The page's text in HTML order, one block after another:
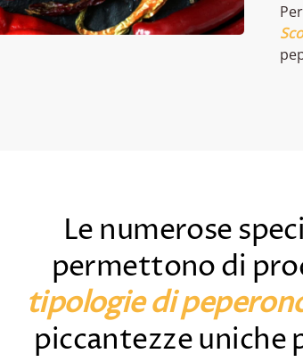
Le numerose
permettono di
tipologie di
piccantezze